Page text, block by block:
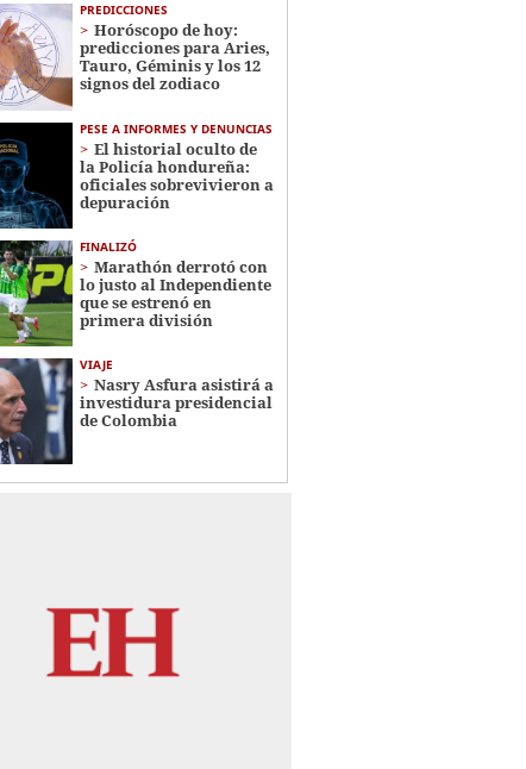
PREDICCIONES
Horóscopo de hoy:
predicciones para Aries,
Tauro, Géminis y los 12
signos del zodiaco
PESE A INFORMES Y DENUNCIAS
El historial oculto de
la Policía hondureña:
oficiales sobrevivieron a
depuración
FINALIZÓ
Marathón derrotó con
lo justo al Independiente
que se estrenó en
primera división
VIAJE
Nasry Asfura asistirá a
investidura presidencial
de Colombia